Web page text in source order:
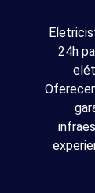
24h